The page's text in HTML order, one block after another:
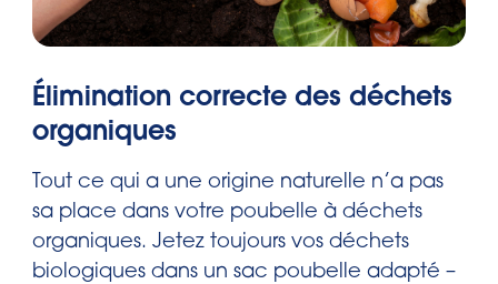
Élimination correcte des déchets
organiques
Tout ce qui a une origine naturelle n’a pas
sa place dans votre poubelle à déchets
organiques. Jetez toujours vos déchets
biologiques dans un sac poubelle adapté –